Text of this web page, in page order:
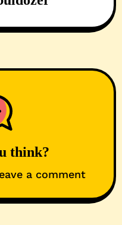
think?
a comment